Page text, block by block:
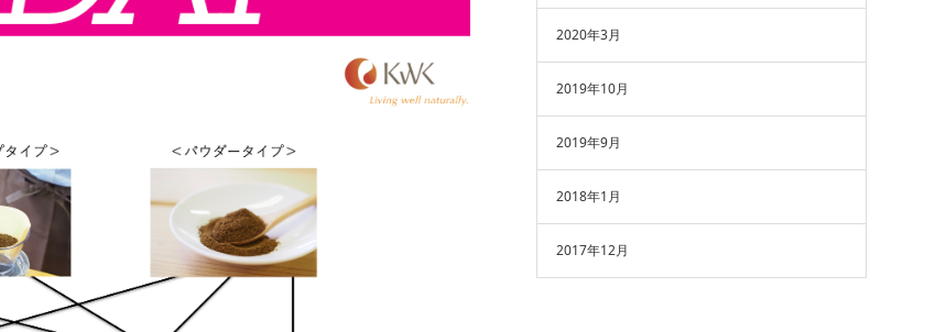
2020年3月
2019年10月
2019年9月
2018年1月
2017年12月